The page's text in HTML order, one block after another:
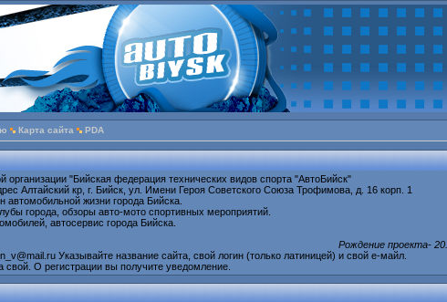
Карта сайта PDA
организации "Бийская федерация технических видов спорта "АвтоБийск"
Алтайский кр, г. Бийск, ул. Имени Героя Советского Союза Трофимова, д. 16 корп. 1
автомобильной жизни города Бийска.
города, обзоры авто-мото спортивных мероприятий.
автосервис города Бийска.
Рождение проекта-
Указывайте название сайта, свой логин (только латиницей) и свой е-майл.
О регистрации вы получите уведомление.